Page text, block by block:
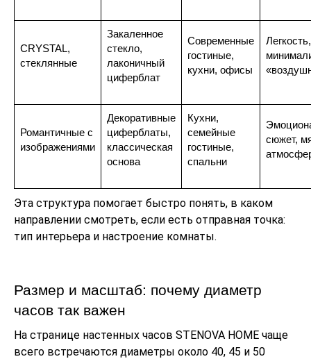
CRYSTAL,
стеклянные
Закаленное
стекло,
лаконичный
циферблат
Современные
гостиные,
кухни, офисы
Легкость,
Романтичные с
изображениями
Декоративные
циферблаты,
классическая
основа
Кухни,
семейные
гостиные,
спальни
сюжет,
Эта структура помогает быстро понять, в каком
направлении смотреть, если есть отправная точка:
тип интерьера и настроение комнаты.
Размер и масштаб: почему диаметр
часов так важен
На странице настенных часов STENOVA HOME чаще
всего встречаются диаметры около 40, 45 и 50